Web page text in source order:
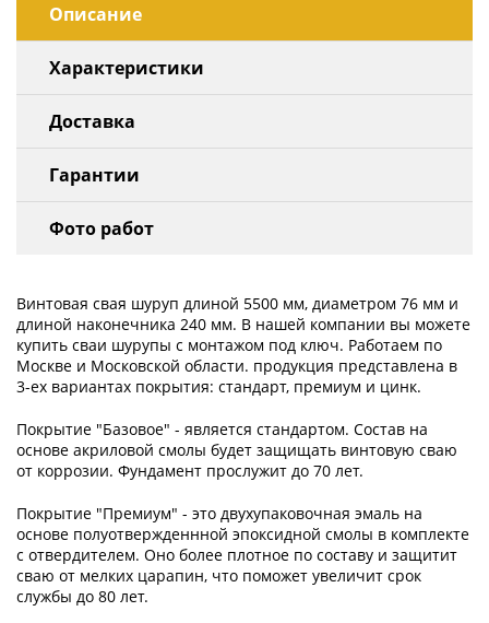
Описание
Характеристики
Доставка
Гарантии
Фото работ
Винтовая свая шуруп длиной 5500 мм, диаметром 76 мм и
длиной наконечника 240 мм. В нашей компании вы можете
купить сваи шурупы с монтажом под ключ. Работаем по
Москве и Московской области. продукция представлена в
3-ех вариантах покрытия: стандарт, премиум и цинк.
Покрытие "Базовое" - является стандартом. Состав на
основе акриловой смолы будет защищать винтовую сваю
от коррозии. Фундамент прослужит до 70 лет.
Покрытие "Премиум" - это двухупаковочная эмаль на
основе полуотвержденнной эпоксидной смолы в комплекте
с отвердителем. Оно более плотное по составу и защитит
сваю от мелких царапин, что поможет увеличит срок
службы до 80 лет.